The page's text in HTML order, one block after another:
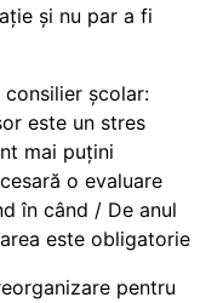
și nu par a fi
consilier școlar:
este un stres
mai puțini
o evaluare
în când / De anul
este obligatorie
pentru